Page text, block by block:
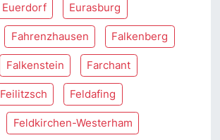
Euerdorf Eurasburg
Fahrenzhausen Falkenberg
Falkenstein Farchant
Feilitzsch Feldafing
Feldkirchen-Westerham